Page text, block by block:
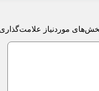
موردنیاز